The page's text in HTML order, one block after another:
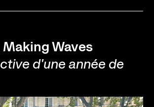
Waves
d'une année de